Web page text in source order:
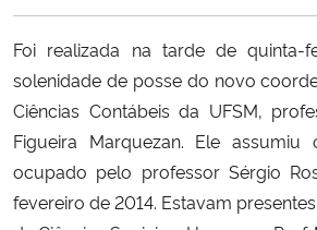
Ministério da Cidadania
Ministério da Saúde
Ministério de Minas e Energia
Foi realizada na tarde de
solenidade de posse do novo
Ciências Contábeis da UFSM,
Figueira Marquezan. Ele
ocupado pelo professor Sérgio
fevereiro de 2014. Estavam